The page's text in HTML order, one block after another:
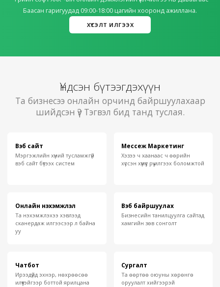
Баасан гаригуудад 09:00-18:00 цагийн хооронд ажиллана.
ХҮСЭЛТ ИЛГЭЭХ
Үндсэн бүтээгдэхүүн
Та бизнесээ онлайн орчинд байршуулахаар
шийдсэн үү? Тэгвэл бид танд туслая.
Вэб сайт
Мэргэжлийн хүний тусламжгүй
вэб сайт бүтээх систем
Мессеж Маркетинг
Хэзээ ч хаанаас ч өөрийн
хүссэн хүмүүс рүү илгээх боломжтой
Онлайн нэхэмжлэл
Та нэхэмжлэхээ хэвлээд
сканердаж илгээсээр л байна
уу
Вэб байршуулах
Бизнесийн танилцуулга сайтад
хамгийн зөв сонголт
Чатбот
Ирээдүйд эхнэр, нөхрөөсөө
илүүтэйгээр боттой ярилцана
Сургалт
Та өөртөө оюуны хөрөнгө
оруулалт хийгээрэй